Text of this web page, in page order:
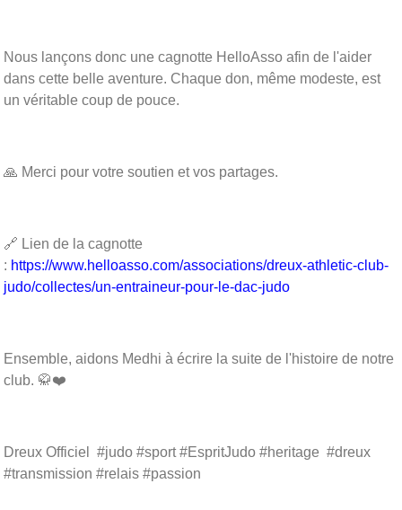
Nous lançons donc une cagnotte HelloAsso afin de l'aider
dans cette belle aventure. Chaque don, même modeste, est
un véritable coup de pouce.
🙏 Merci pour votre soutien et vos partages.
🔗 Lien de la cagnotte
: https://www.helloasso.com/associations/dreux-athletic-club-
judo/collectes/un-entraineur-pour-le-dac-judo
Ensemble, aidons Medhi à écrire la suite de l'histoire de notre
club. 🥋❤️
Dreux Officiel #judo #sport #EspritJudo #heritage #dreux
#transmission #relais #passion